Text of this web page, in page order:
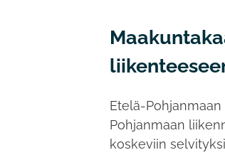
Etelä-
Pohjanmaan
koskeviin